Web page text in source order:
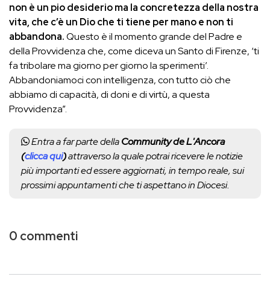
non è un pio desiderio ma la concretezza della nostra
vita, che c’è un Dio che ti tiene per mano e non ti
abbandona.Questo è il momento grande del Padre e
della Provvidenza che, come diceva un Santo di Firenze, ‘ti
fa tribolare ma giorno per giorno la sperimenti’.
Abbandoniamoci con intelligenza, con tutto ciò che
abbiamo di capacità, di doni e di virtù, a questa
Provvidenza”.
Entra a far parte dellaCommunity de L'Ancora
(clicca qui)attraverso la quale potrai ricevere le notizie
più importanti ed essere aggiornati, in tempo reale, sui
prossimi appuntamenti che ti aspettano in Diocesi.
0 commenti